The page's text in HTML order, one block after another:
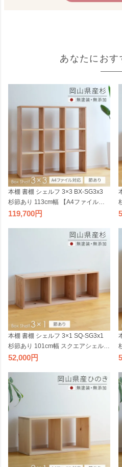
あなたにおす
本棚 書棚 シェルフ 3×3 BX-SG3x3
杉節あり 113cm幅 【A4ファイル対
応】 ボックスシェルフ 無垢材 無塗
ナチュラル 天然木 木製 純国産材 日
本製 シャイニーワークス【受注】
119,700
本棚 書棚 シェルフ 3×1 SQ-SG3x1
杉節あり 101cm幅 スクエアシェルフ
無垢材 無塗装 sny work's 完成品 スギ
国産材 日本製 シャイニーワークス
【受注】
52,000